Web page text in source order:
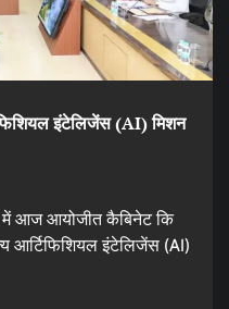
इंटेलिजेंस (AI) मिशन
में आज आयोजीत कैबिनेट कि
आर्टिफिशियल इंटेलिजेंस (AI)